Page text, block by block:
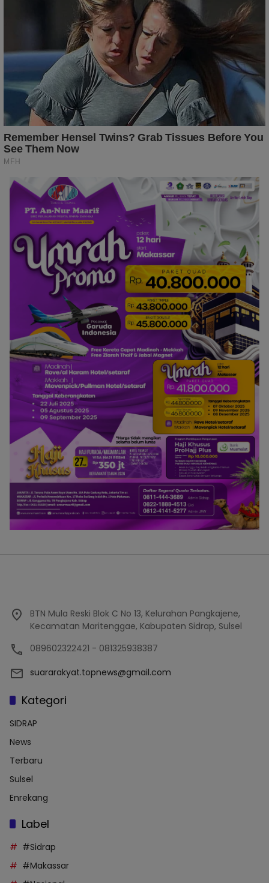
BTN Mula Reski Blok C No 13, Kelurahan Pangkajene,
Kecamatan Maritenggae, Kabupaten Sidrap, Sulsel
089602322421 - 081325938387
suararakyat.topnews@gmail.com
Kategori
SIDRAP
News
Terbaru
Sulsel
Enrekang
Label
#Sidrap
#Makassar